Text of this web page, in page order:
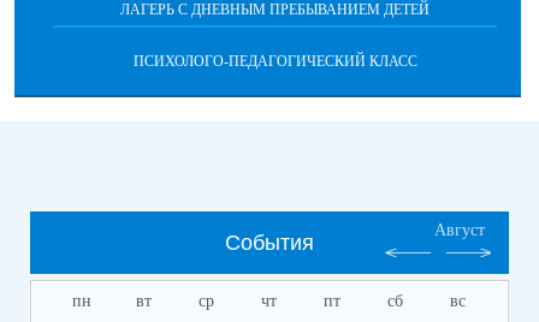
ЛАГЕРЬ С ДНЕВНЫМ ПРЕБЫВАНИЕМ ДЕТЕЙ
ПСИХОЛОГО-ПЕДАГОГИЧЕСКИЙ КЛАСС
События
Август
пн вт ср чт пт сб вс